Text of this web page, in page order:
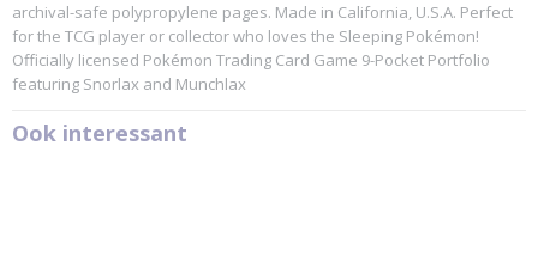
archival-safe polypropylene pages. Made in California, U.S.A. Perfect
for the TCG player or collector who loves the Sleeping Pokémon!
Officially licensed Pokémon Trading Card Game 9-Pocket Portfolio
featuring Snorlax and Munchlax
Ook interessant